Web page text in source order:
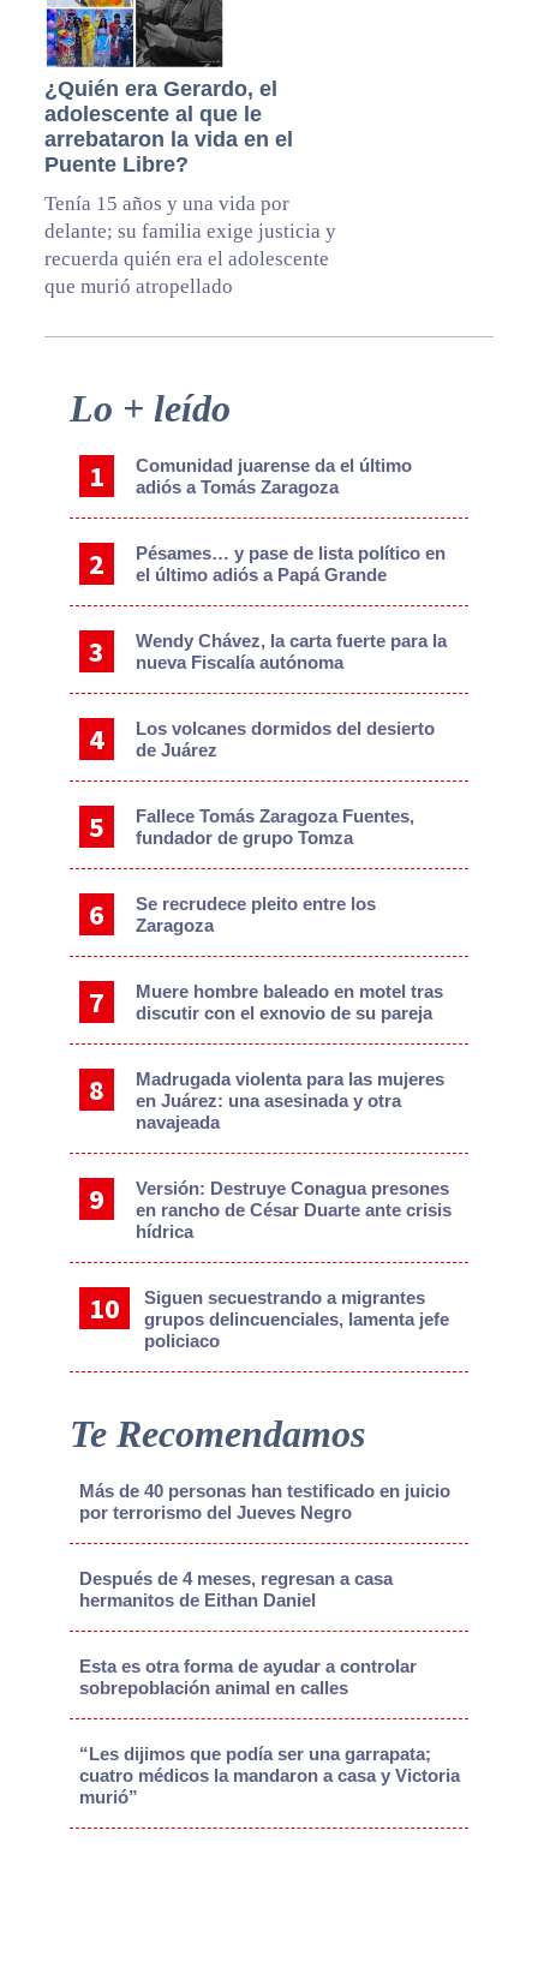
¿Quién era Gerardo, el
adolescente al que le
arrebataron la vida en el
Puente Libre?
Tenía 15 años y una vida por
delante; su familia exige justicia y
recuerda quién era el adolescente
que murió atropellado
Primary
Lo + leído
Comunidad juarense da el último
adiós a Tomás Zaragoza
Pésames… y pase de lista político en
el último adiós a Papá Grande
Wendy Chávez, la carta fuerte para la
nueva Fiscalía autónoma
Los volcanes dormidos del desierto
de Juárez
Fallece Tomás Zaragoza Fuentes,
fundador de grupo Tomza
Se recrudece pleito entre los
Zaragoza
Muere hombre baleado en motel tras
discutir con el exnovio de su pareja
Madrugada violenta para las mujeres
en Juárez: una asesinada y otra
navajeada
Versión: Destruye Conagua presones
en rancho de César Duarte ante crisis
hídrica
Siguen secuestrando a migrantes
grupos delincuenciales, lamenta jefe
policiaco
Te Recomendamos
Más de 40 personas han testificado en juicio
por terrorismo del Jueves Negro
Después de 4 meses, regresan a casa
hermanitos de Eithan Daniel
Esta es otra forma de ayudar a controlar
sobrepoblación animal en calles
“Les dijimos que podía ser una garrapata;
cuatro médicos la mandaron a casa y Victoria
murió”